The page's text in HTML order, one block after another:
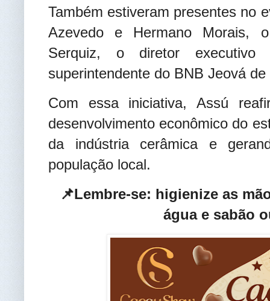
Também estiveram presentes no
Azevedo e Hermano Morais,
Serquiz, o diretor
superintendente do BNB Jeová de
Com essa iniciativa, Assú
desenvolvimento econômico do
da indústria cerâmica e
população local.
📌Lembre-se: higienize as
água e sabão